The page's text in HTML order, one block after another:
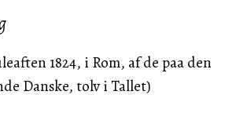
1824, i Rom, af de paa den
Danske, tolv i Tallet)